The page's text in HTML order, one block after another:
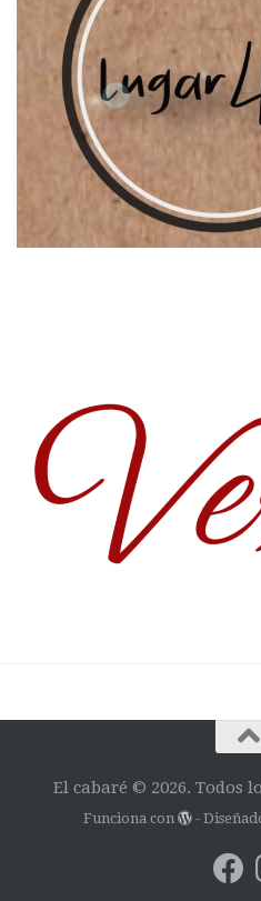
El cabaré © 2026. Todos
Funciona con -